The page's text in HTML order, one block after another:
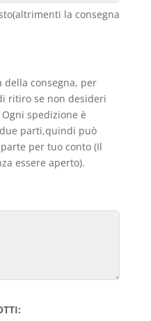
la consegna
consegna, per
ritiro se non desideri
spedizione è
parti,quindi può
per tuo conto (Il
essere aperto).